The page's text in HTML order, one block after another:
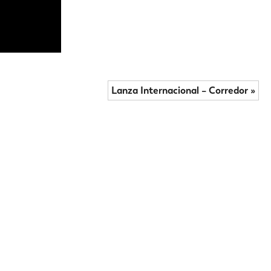
Lanza Internacional – Corredor »